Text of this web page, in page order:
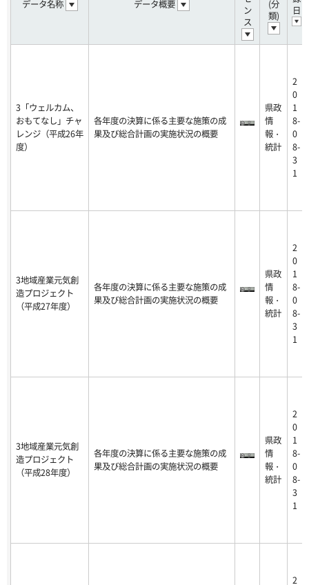
データ名称 データ概要
ン
ス
(分
類)
日
3「ウェルカム、
おもてなし」チャ
レンジ（平成26年
度）
各年度の決算に係る主要な施策の成
果及び総合計画の実施状況の概要
県政
情
報・
統計
2
0
1
8-
0
8-
3
1
3地域産業元気創
造プロジェクト
（平成27年度）
各年度の決算に係る主要な施策の成
果及び総合計画の実施状況の概要
県政
情
報・
統計
2
0
1
8-
0
8-
3
1
3地域産業元気創
造プロジェクト
（平成28年度）
各年度の決算に係る主要な施策の成
果及び総合計画の実施状況の概要
県政
情
報・
統計
2
0
1
8-
0
8-
3
1
2